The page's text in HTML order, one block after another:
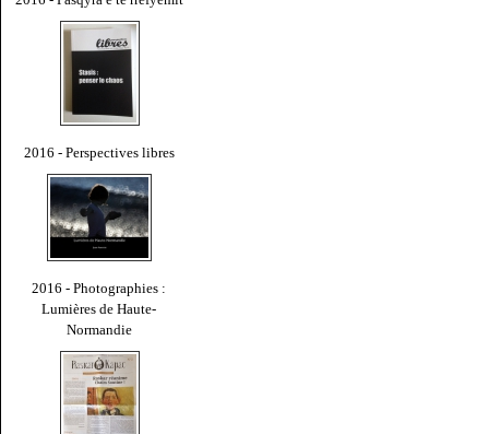
2016 - Perspectives libres
2016 - Photographies :
Lumières de Haute-
Normandie